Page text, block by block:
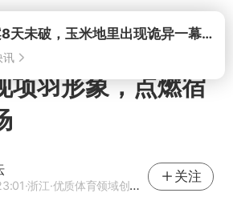
打开西平命案8天未破，玉米地里出现诡异一幕，我突然想起了欧金中
讯
项羽形象，点燃宿
·浙江·优质体育领域创作者
关注